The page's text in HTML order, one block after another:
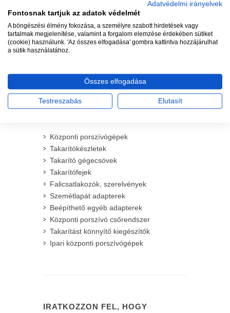
Cikkszám: TANGIT
5 029 Ft
Központi porszívógépek
Takarítókészletek
Takarító gégecsövek
Takarítófejek
Falicsatlakozók, szerelvények
Szemétlapát adapterek
Beépíthető egyéb adapterek
Központi porszívó csőrendszer
Takarítást könnyítő kiegészítők
Ipari központi porszívógépek
IRATKOZZON FEL, HOGY
Adatvédelmi irányelvek
Fontosnak tartjuk az adatok védelmét
A böngészési élmény fokozása, a személyre szabott hirdetések vagy
tartalmak megjelenítése, valamint a forgalom elemzése érdekében sütiket
(cookie) használunk. 'Az összes elfogadása' gombra kattintva hozzájárulhat
a sütik használatához.
Összes elfogadása
Testreszabás Elutasít